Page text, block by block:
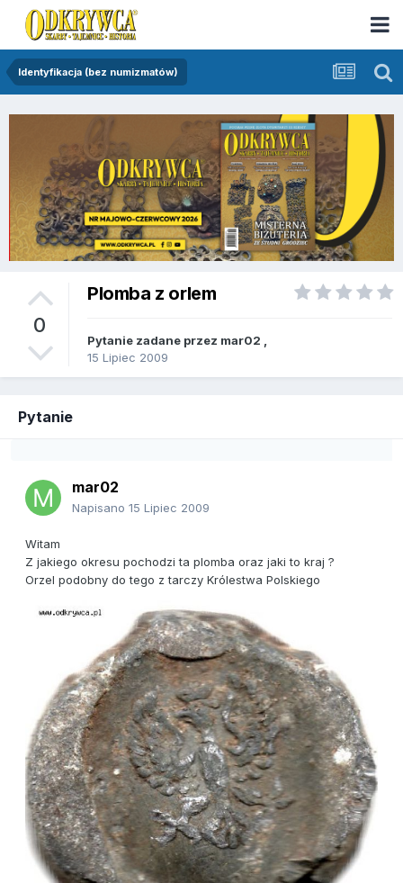
Identyfikacja (bez numizmatów)
0
Plomba z orlem
Pytanie zadane przez mar02
15 Lipiec 2009
Pytanie
mar02
Napisano 15 Lipiec 2009
Witam
Z jakiego okresu pochodzi ta plomba oraz jaki to kraj ?
Orzel podobny do tego z tarczy Królestwa Polskiego